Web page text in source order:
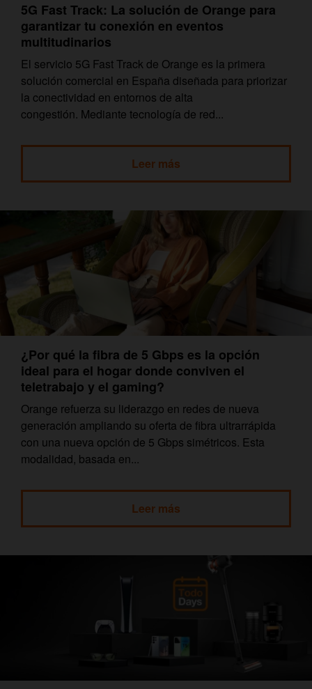
5G Fast Track: La solución de Orange para
garantizar tu conexión en eventos
multitudinarios
El servicio 5G Fast Track de Orange es la primera
solución comercial en España diseñada para priorizar
la conectividad en entornos de alta
congestión. Mediante tecnología de red...
Leer más
¿Por qué la fibra de 5 Gbps es la opción
ideal para el hogar donde conviven el
teletrabajo y el gaming?
Orange refuerza su liderazgo en redes de nueva
generación ampliando su oferta de fibra ultrarrápida
con una nueva opción de 5 Gbps simétricos. Esta
modalidad, basada en...
Leer más